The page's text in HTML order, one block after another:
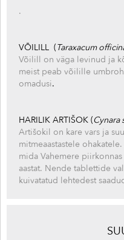
.
VÕILILL (Taraxacum
Võilill on väga levinud ja
meist peab võilille
omadusi.
HARILIK ARTIŠOK (Cynara
Artišokil on kare vars ja
mitmeaastastele
mida Vahemere
aastat. Nende tablettide
kuivatatud lehtedest